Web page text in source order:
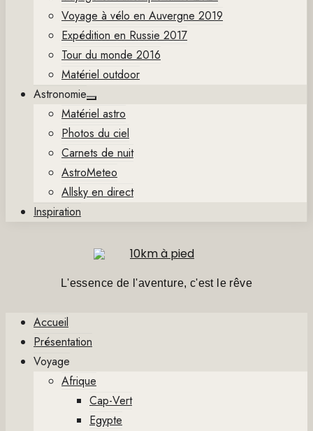
menu
Voyage à vélo en Auvergne 2019
Expédition en Russie 2017
Tour du monde 2016
Matériel outdoor
Astronomie
Show
sub
menu
Matériel astro
Photos du ciel
Carnets de nuit
AstroMeteo
Allsky en direct
Inspiration
L'essence de l'aventure, c'est le rêve
Accueil
Présentation
Voyage
Afrique
Cap-Vert
Egypte